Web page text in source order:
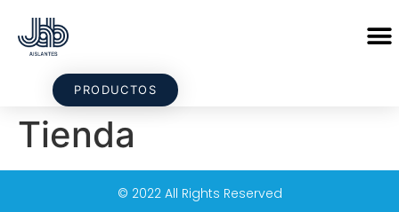
PRODUCTOS
Tienda
© 2022 All Rights Reserved